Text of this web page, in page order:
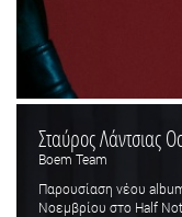
Σταύρος Λάντσιας
Boem Team
Παρουσίαση νέου
Νοεμβρίου στο Half